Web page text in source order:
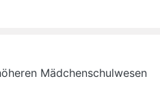
Mädchenschulwesen